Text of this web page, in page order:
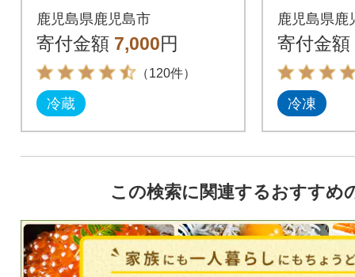
ー3本セット K161-0
14_01
鹿児島県鹿児島市
寄付金額 7,000円
（120件）
冷蔵
餃子 60
001
鹿児島県鹿
寄付金額
冷凍
この検索に関連するおすすめ